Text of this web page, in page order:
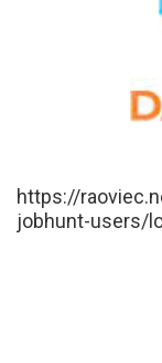
https://
jobhunt-users/